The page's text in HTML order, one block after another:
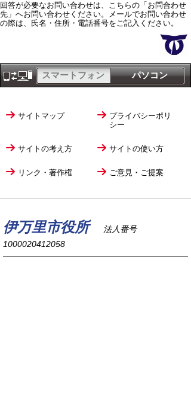
回答が必要なお問い合わせは、こちらの「お問合わせ
先」へお問い合わせください。メールでお問い合わせ
の際は、氏名・住所・電話番号をご記入ください。
パソコン
スマートフォン
サイトマップ
プライバシーポリ
シー
サイトの考え方 サイトの使い方
リンク・著作権 ご意見・ご提案
伊万里市役所
法人番号
1000020412058